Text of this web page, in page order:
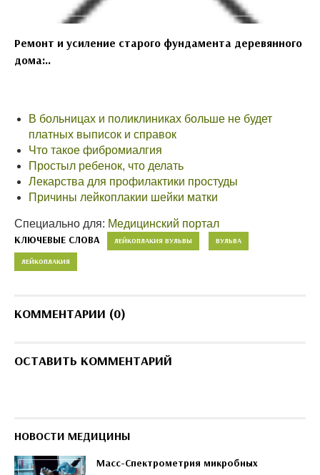
Ремонт и усиление старого фундамента деревянного
дома:..
В больницах и поликлиниках больше не будет
платных выписок и справок
Что такое фибромиалгия
Простыл ребенок, что делать
Лекарства для профилактики простуды
Причины лейкоплакии шейки матки
Специально для: Медицинский портал
КЛЮЧЕВЫЕ СЛОВА ЛЕЙКОПЛАКИЯ ВУЛЬВЫ ВУЛЬВА
ЛЕЙКОПЛАКИЯ
КОММЕНТАРИИ (0)
ОСТАВИТЬ КОММЕНТАРИЙ
НОВОСТИ МЕДИЦИНЫ
Масс-Спектрометрия микробных